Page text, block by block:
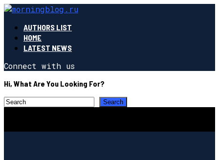
AUTHORS LIST
HOME
LATEST NEWS
Connect with us
Hi, What Are You Looking For?